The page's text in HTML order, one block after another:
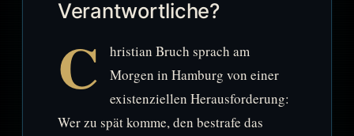
Verantwortliche?
C
hristian Bruch sprach am
Morgen in Hamburg von einer
existenziellen Herausforderung:
Wer zu spät komme, den bestrafe das